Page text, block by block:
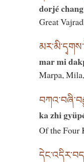
dorjé
Great
mar mi
Marpa,
ka zhi
Of the Four